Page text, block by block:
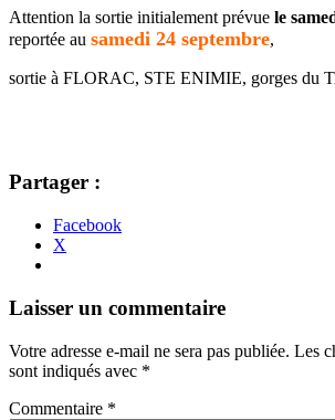
Attention la sortie initialement prévue le
reportée au samedi 24 septembre,
sortie à FLORAC, STE ENIMIE, gorges du
Partager :
Facebook
X
Navigation
articles
←
→
Laisser un commentaire
Votre adresse e-mail ne sera pas publiée. Les
sont indiqués avec *
Commentaire *